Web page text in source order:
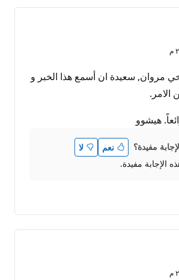
مروان, سعيدة ان أسمع هذا الخبر و
الامر.
هيشوو
مفيدة؟ نعم
لا